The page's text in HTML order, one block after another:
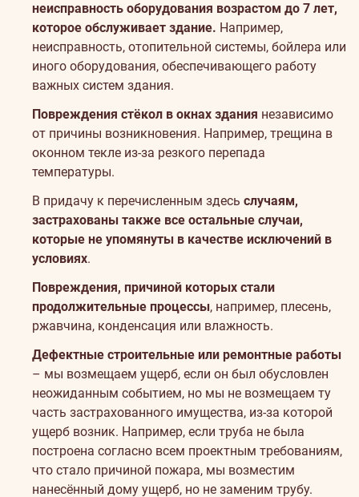
неисправность оборудования возрастом до 7 лет,
которое обслуживает здание. Например,
неисправность, отопительной системы, бойлера или
иного оборудования, обеспечивающего работу
важных систем здания.
Повреждения стёкол в окнах здания независимо
от причины возникновения. Например, трещина в
оконном текле из-за резкого перепада
температуры.
В придачу к перечисленным здесь случаям,
застрахованы также все остальные случаи,
которые не упомянуты в качестве исключений в
условиях.
Повреждения, причиной которых стали
продолжительные процессы, например, плесень,
ржавчина, конденсация или влажность.
Дефектные строительные или ремонтные работы
– мы возмещаем ущерб, если он был обусловлен
неожиданным событием, но мы не возмещаем ту
часть застрахованного имущества, из-за которой
ущерб возник. Например, если труба не была
построена согласно всем проектным требованиям,
что стало причиной пожара, мы возместим
нанесённый дому ущерб, но не заменим трубу.